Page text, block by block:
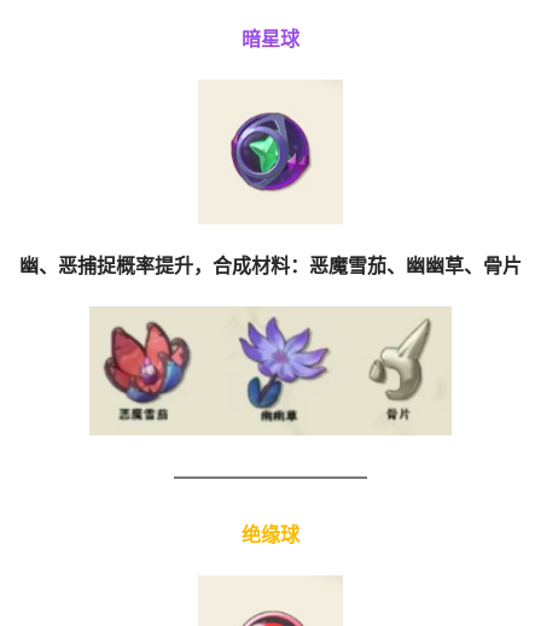
暗星球
幽、恶捕捉概率提升，合成材料：恶魔雪茄、幽幽草、骨片
——————————
绝缘球